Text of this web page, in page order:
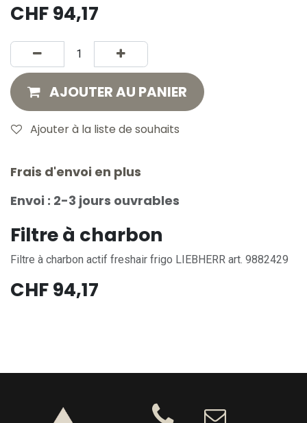
CHF94,17
AJOUTER AU PANIER
Ajouter à la liste de souhaits
Frais d'envoi en plus
Envoi : 2-3 jours ouvrables
Filtre à charbon
Filtre à charbon actif freshair frigo LIEBHERR art. 9882429
CHF94,17